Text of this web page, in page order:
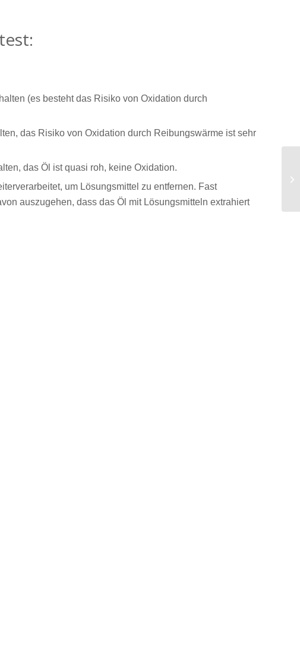
(es besteht das Risiko von Oxidation durch
das Risiko von Oxidation durch Reibungswärme ist sehr
das Öl ist quasi roh, keine Oxidation.
um Lösungsmittel zu entfernen. Fast
auszugehen, dass das Öl mit Lösungsmitteln extrahiert